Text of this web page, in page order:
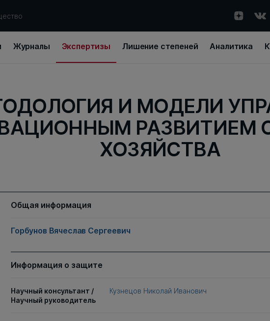
Журналы Экспертизы Лишение степеней Аналитика
И МОДЕЛИ
РАЗВИТИЕМ
ХОЗЯЙСТВА
Общая информация
Горбунов Вячеслав Сергеевич
Информация о защите
Научный консультант /
Научный руководитель
Кузнецов Николай Иванович